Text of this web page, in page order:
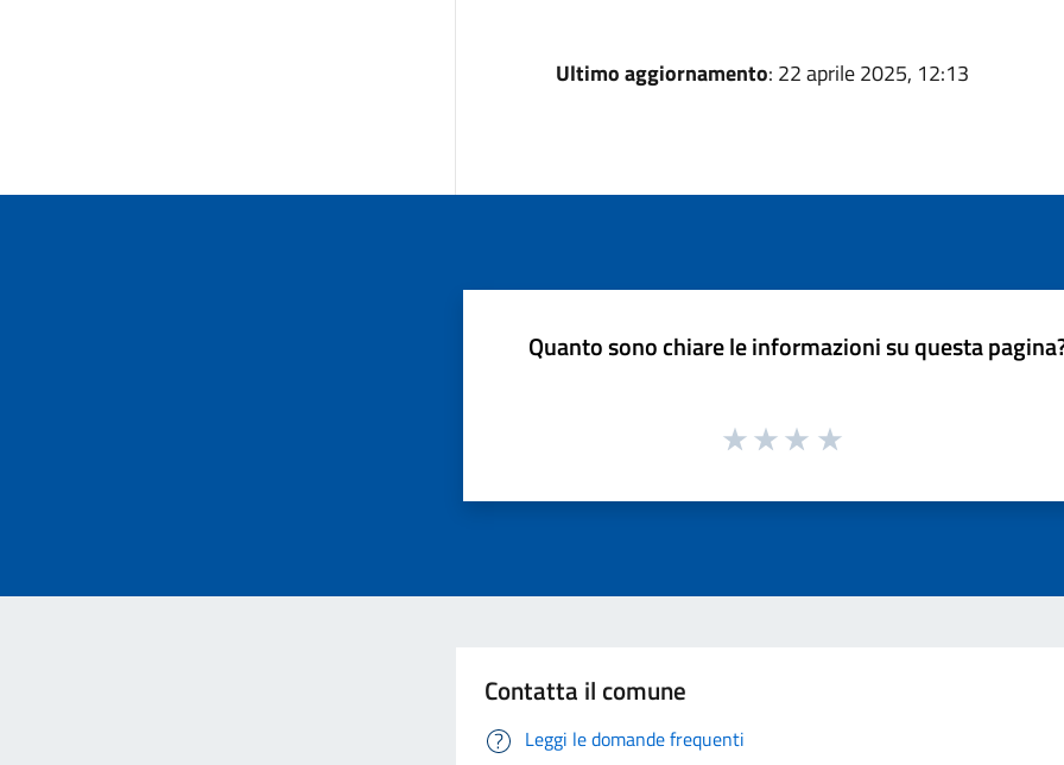
Ultimo aggiornamento: 22 aprile 2025, 12:13
Quanto sono chiare le informazioni su questa
Contatta il comune
Leggi le domande frequenti